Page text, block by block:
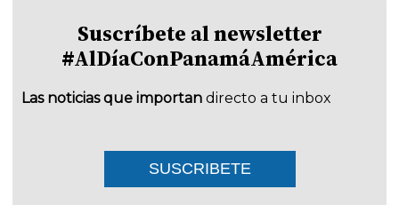
Suscríbete al newsletter
#AlDíaConPanamáAmérica
Las noticias que importan directo a tu inbox
SUSCRIBETE